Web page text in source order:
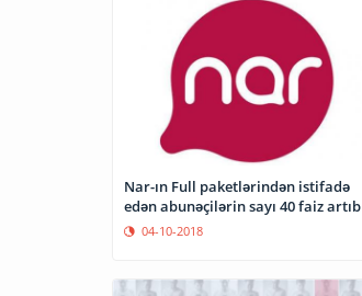
Nar-ın Full paketlərindən istifadə
edən abunəçilərin sayı 40 faiz artıb
04-10-2018